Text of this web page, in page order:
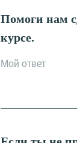
Помоги нам
курсе.